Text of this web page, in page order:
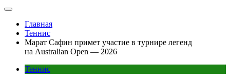
Главная
Теннис
Марат Сафин примет участие в турнире легенд
на Australian Open — 2026
Теннис